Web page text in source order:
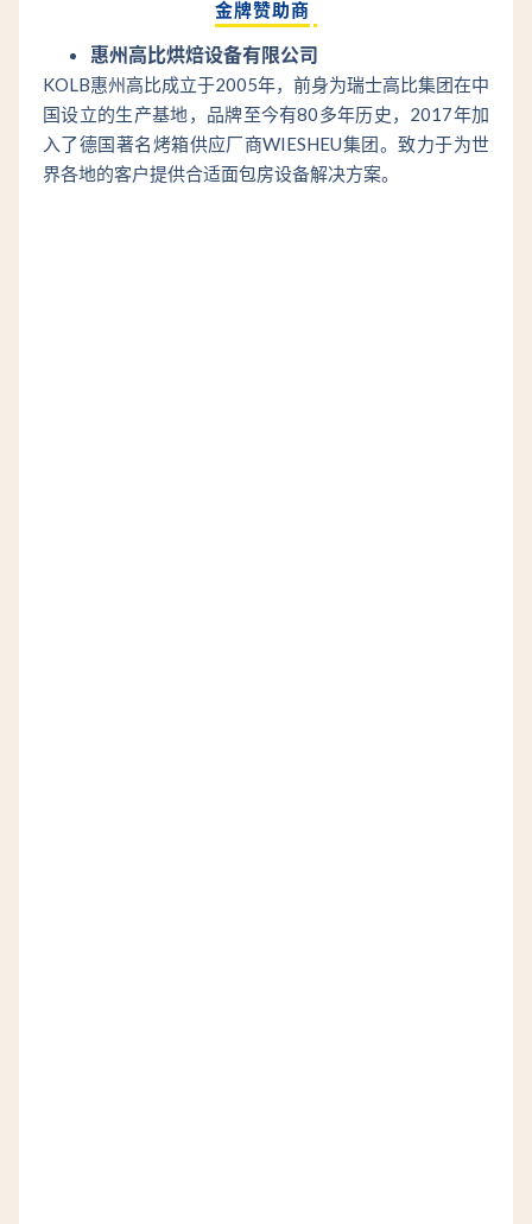
金牌赞助商
惠州高比烘焙设备有限公司
KOLB惠州高比成立于2005年，前身为瑞士高比集团在中
国设立的生产基地，品牌至今有80多年历史，2017年加
入了德国著名烤箱供应厂商WIESHEU集团。致力于为世
界各地的客户提供合适面包房设备解决方案。